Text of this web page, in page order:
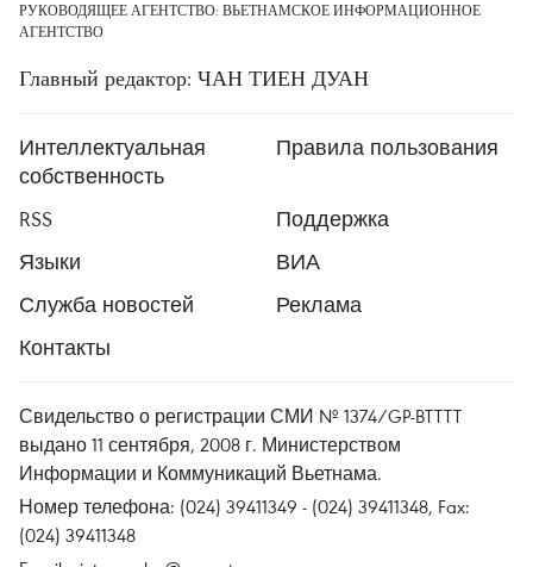
РУКОВОДЯЩЕЕ АГЕНТСТВО: ВЬЕТНАМСКОЕ ИНФОРМАЦИОННОЕ
АГЕНТСТВО
Главный редактор: ЧАН ТИЕН ДУАН
Интеллектуальная
собственность
Правила пользования
RSS
Поддержка
Языки
ВИА
Служба новостей
Реклама
Контакты
Свидельство о регистрации СМИ № 1374/GP-BTTTT
выдано 11 сентября, 2008 г. Министерством
Информации и Коммуникаций Вьетнама.
Номер телефона: (024) 39411349 - (024) 39411348, Fax:
(024) 39411348